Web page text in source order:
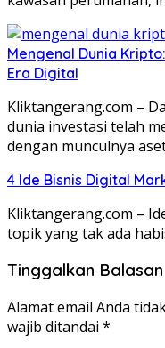
Mengenal Dunia
Era Digital
Kliktangerang.com –
dunia investasi telah
dengan munculnya
4 Ide Bisnis Digital
Kliktangerang.com –
topik yang tak ada
Tinggalkan Balasan
Alamat email Anda
wajib ditandai *